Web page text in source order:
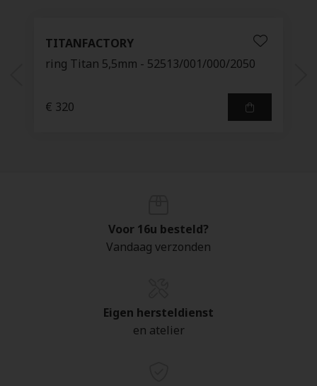
TITANFACTORY
ring Titan 5,5mm - 52513/001/000/2050
€ 320
Voor 16u besteld?
Vandaag verzonden
Eigen hersteldienst
en atelier